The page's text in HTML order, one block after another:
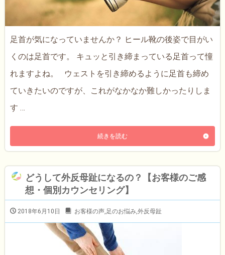
足首が気になっていませんか？ ヒール靴の後姿で目がい
くのは足首です。 キュッと引き締まっている足首って憧
れますよね。 ウェストを引き締めるように足首も締め
ていきたいのですが、これがなかなか難しかったりしま
す …
続きを読む
どうして外反母趾になるの？【お客様のご感
想・個別カウンセリング】
2018年6月10日 お客様の声,足のお悩み,外反母趾